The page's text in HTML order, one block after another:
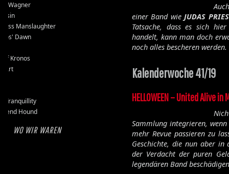
Wagner
Manslaughter
Dawn
of Kronos
Art
Tranquillity
Hound
WO WIR WAREN
einer Band wieJUDAS
Tatsache, dass es sich
handelt, kann man doch
noch alles bescheren werden.
Kalenderwoche 41/19
HELLOWEEN – United Alive
Sammlung integrieren,
mehr Revue passieren zu
Geschichte, die nun aber in
der Verdacht der puren
legendären Band